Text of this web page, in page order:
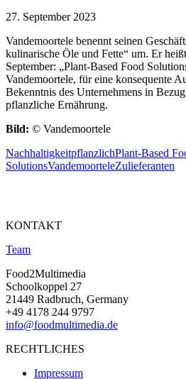
27. September 2023
Vandemoortele benennt seinen
kulinarische Öle und Fette“ um. Er
September: „Plant-Based Food
Vandemoortele, für eine konsequente
Bekenntnis des Unternehmens in
pflanzliche Ernährung.
Bild: © Vandemoortele
NachhaltigkeitpflanzlichPlant-Based
SolutionsVandemoorteleZulieferanten
KONTAKT
Team
Food2Multimedia
Schoolkoppel 27
21449 Radbruch, Germany
+49 4178 244 9797
info@foodmultimedia.de
RECHTLICHES
Impressum